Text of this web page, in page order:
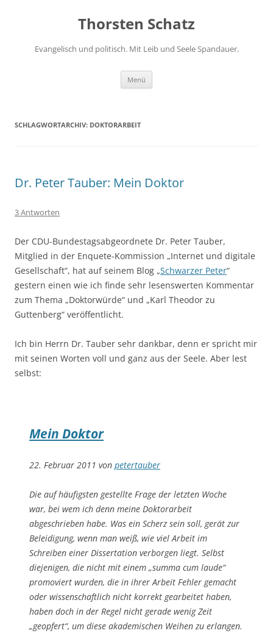
Thorsten Schatz
Evangelisch und politisch. Mit Leib und Seele Spandauer.
Menü
SCHLAGWORTARCHIV: DOKTORARBEIT
Dr. Peter Tauber: Mein Doktor
3 Antworten
Der CDU-Bundestagsabgeordnete Dr. Peter Tauber,
Mitglied in der Enquete-Kommission „Internet und digitale
Gesellschaft“, hat auf seinem Blog „Schwarzer Peter“
gestern einen wie ich finde sehr lesenswerten Kommentar
zum Thema „Doktorwürde“ und „Karl Theodor zu
Guttenberg“ veröffentlicht.
Ich bin Herrn Dr. Tauber sehr dankbar, denn er spricht mir
mit seinen Worten voll und ganz aus der Seele. Aber lest
selbst:
Mein Doktor
22. Februar 2011 von petertauber
Die auf häufigsten gestellte Frage der letzten Woche
war, bei wem ich denn meine Doktorarbeit
abgeschrieben habe. Was ein Scherz sein soll, gerät zur
Beleidigung, wenn man weiß, wie viel Arbeit im
Schreiben einer Dissertation verborgen liegt. Selbst
diejenigen, die nicht mit einem „summa cum laude“
promoviert wurden, die in ihrer Arbeit Fehler gemacht
oder wissenschaftlich nicht korrekt gearbeitet haben,
haben doch in der Regel nicht gerade wenig Zeit
„geopfert“, um diese akademischen Weihen zu erlangen.